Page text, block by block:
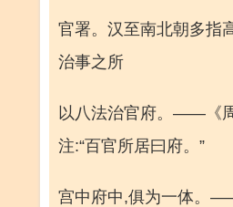
官署。汉至南北朝多指
治事之所
以八法治官府。——《周
注:“百官所居曰府。”
宫中府中,俱为一体。